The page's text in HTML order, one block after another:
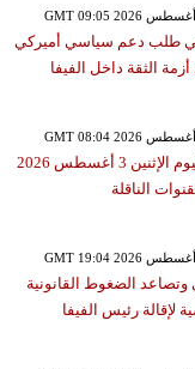
طلب دعم سياسي أميركي
الثقة داخل الفيفا
مواعيد مباريات اليوم الإثنين 3 أغسطس 2026
الناقلة
الضغوط القانونية
لإقالة رئيس الفيفا